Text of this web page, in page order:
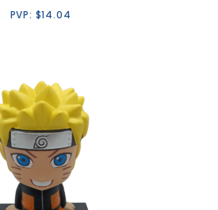
PVP: $14.04